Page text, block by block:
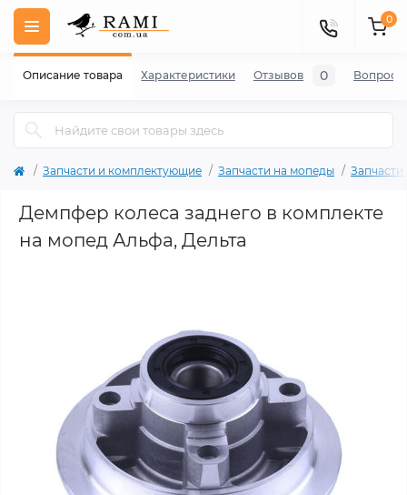
0
Запчасти и комплектующие Запчасти на мопеды
Демпфер колеса заднего в комплекте
на мопед Альфа, Дельта
Описание товара Характеристики Отзывов 0 Вопросы